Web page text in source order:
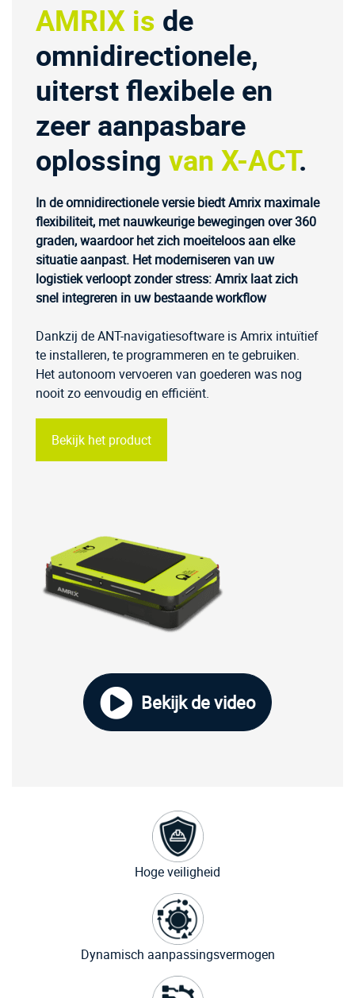
AMRIX is de
omnidirectionele,
uiterst flexibele en
zeer aanpasbare
oplossing van X-ACT.
In de omnidirectionele versie biedt Amrix maximale
flexibiliteit, met nauwkeurige bewegingen over 360
graden, waardoor het zich moeiteloos aan elke
situatie aanpast. Het moderniseren van uw
logistiek verloopt zonder stress: Amrix laat zich
snel integreren in uw bestaande workflow
Dankzij de ANT-navigatiesoftware is Amrix intuïtief
te installeren, te programmeren en te gebruiken.
Het autonoom vervoeren van goederen was nog
nooit zo eenvoudig en efficiënt.
Bekijk het product
Bekijk de video
Hoge veiligheid
Dynamisch aanpassingsvermogen